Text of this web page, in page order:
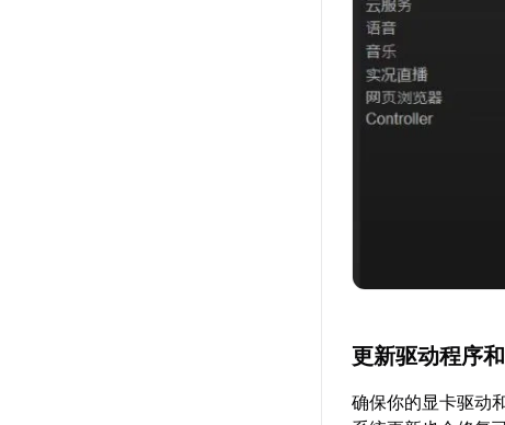
更新驱动程序
确保你的显卡驱动